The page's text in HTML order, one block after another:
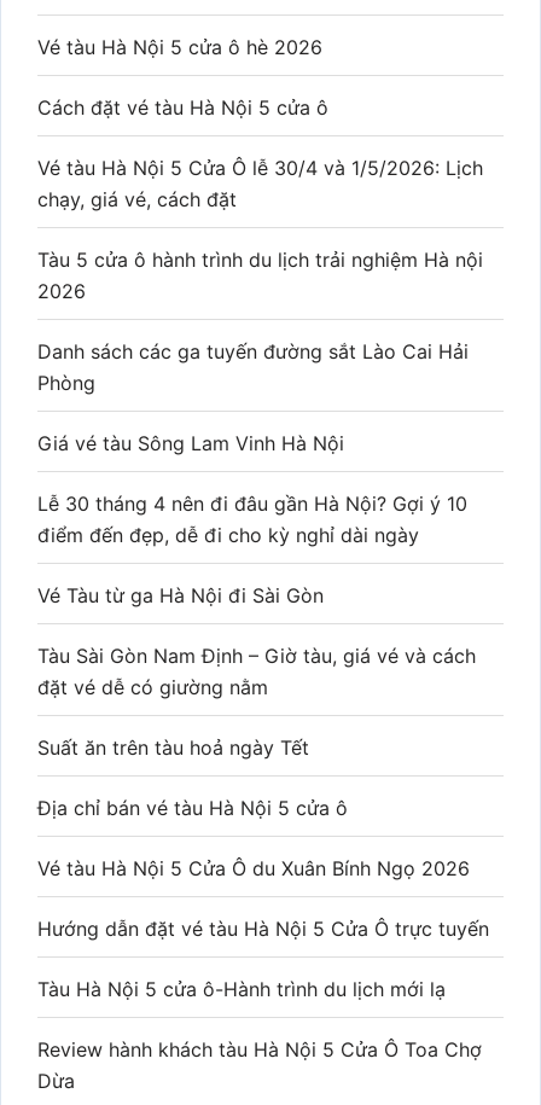
Vé tàu Hà Nội 5 cửa ô hè 2026
Cách đặt vé tàu Hà Nội 5 cửa ô
Vé tàu Hà Nội 5 Cửa Ô lễ 30/4 và 1/5/2026: Lịch
chạy, giá vé, cách đặt
Tàu 5 cửa ô hành trình du lịch trải nghiệm Hà nội
2026
Danh sách các ga tuyến đường sắt Lào Cai Hải
Phòng
Giá vé tàu Sông Lam Vinh Hà Nội
Lễ 30 tháng 4 nên đi đâu gần Hà Nội? Gợi ý 10
điểm đến đẹp, dễ đi cho kỳ nghỉ dài ngày
Vé Tàu từ ga Hà Nội đi Sài Gòn
Tàu Sài Gòn Nam Định – Giờ tàu, giá vé và cách
đặt vé dễ có giường nằm
Suất ăn trên tàu hoả ngày Tết
Địa chỉ bán vé tàu Hà Nội 5 cửa ô
Vé tàu Hà Nội 5 Cửa Ô du Xuân Bính Ngọ 2026
Hướng dẫn đặt vé tàu Hà Nội 5 Cửa Ô trực tuyến
Tàu Hà Nội 5 cửa ô-Hành trình du lịch mới lạ
Review hành khách tàu Hà Nội 5 Cửa Ô Toa Chợ
Dừa